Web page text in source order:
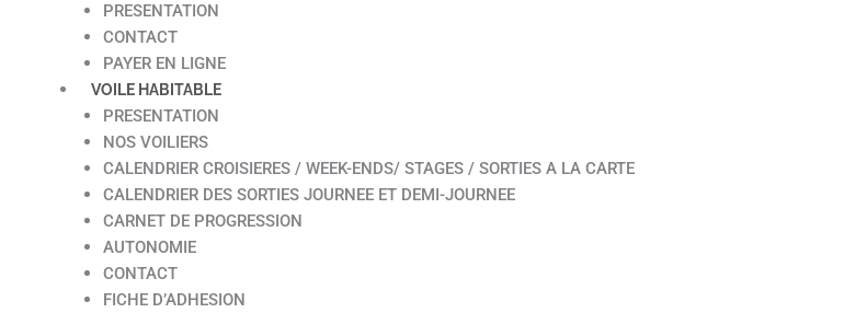
PRESENTATION
CONTACT
PAYER EN LIGNE
VOILE HABITABLE
PRESENTATION
NOS VOILIERS
CALENDRIER CROISIERES / WEEK-ENDS/ STAGES / SORTIES A LA CARTE
CALENDRIER DES SORTIES JOURNEE ET DEMI-JOURNEE
CARNET DE PROGRESSION
AUTONOMIE
CONTACT
FICHE D’ADHESION